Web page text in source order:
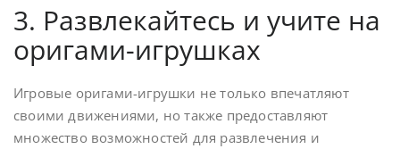
3. Развлекайтесь и учите на
оригами-игрушках
Игровые оригами-игрушки не только впечатляют
своими движениями, но также предоставляют
множество возможностей для развлечения и